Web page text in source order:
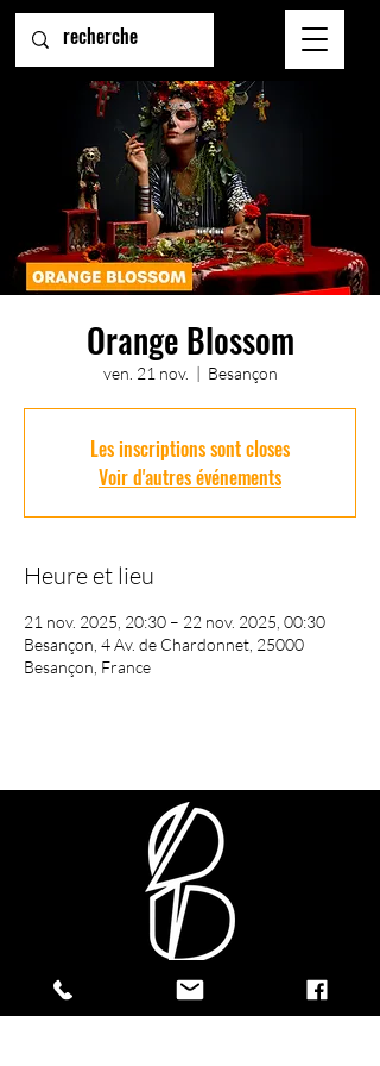
Orange Blossom
ven. 21 nov.
  |
Besançon
Les inscriptions sont closes
Voir d'autres événements
Heure et lieu
21 nov. 2025, 20:30 – 22 nov. 2025, 00:30
Besançon, 4 Av. de Chardonnet, 25000
Besançon, France